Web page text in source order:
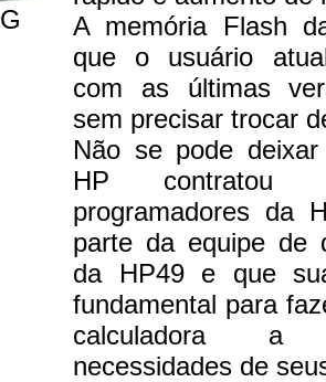
A memória Flash
que o usuário
com as últimas
sem precisar trocar
Não se pode
HP contratou
programadores da
parte da equipe de
da HP49 e que
fundamental para
calculadora
necessidades de